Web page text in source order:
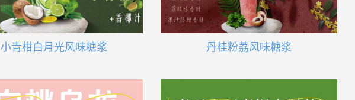
小青柑白月光风味糖浆 丹桂粉荔风味糖浆